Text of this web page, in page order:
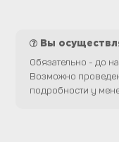
Вы
Обязательно - до
Возможно
подробности у